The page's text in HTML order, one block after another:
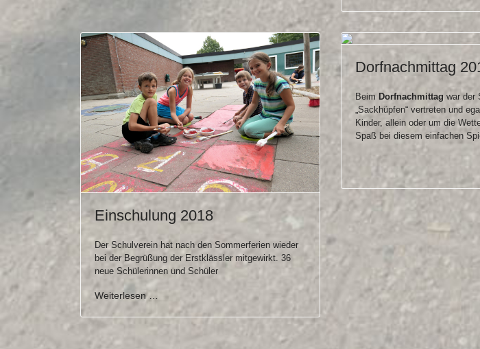
Einschulung 2018
Der Schulverein hat nach den Sommerferien wieder
bei der Begrüßung der Erstklässler mitgewirkt. 36
neue Schülerinnen und Schüler
Weiterlesen …
Dorfnachmittag
Beim Dorfnachmittag war der
„Sackhüpfen“ vertreten und
Kinder, allein oder um die
Spaß bei diesem einfachen